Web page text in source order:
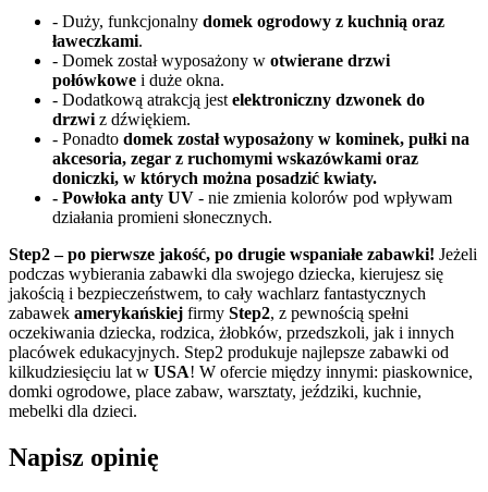
- Duży, funkcjonalny domek ogrodowy z kuchnią oraz
ławeczkami.
- Domek został wyposażony w otwierane drzwi
połówkowe i duże okna.
- Dodatkową atrakcją jest elektroniczny dzwonek do
drzwi z dźwiękiem.
- Ponadto domek został wyposażony w kominek, pułki na
akcesoria, zegar z ruchomymi wskazówkami oraz
doniczki, w których można posadzić kwiaty.
- Powłoka anty UV - nie zmienia kolorów pod wpływam
działania promieni słonecznych.
Step2– po pierwsze jakość, po drugie wspaniałe zabawki! Jeżeli
podczas wybierania zabawki dla swojego dziecka, kierujesz się
jakością i bezpieczeństwem, to cały wachlarz fantastycznych
zabawek amerykańskiej firmy Step2, z pewnością spełni
oczekiwania dziecka, rodzica, żłobków, przedszkoli, jak i innych
placówek edukacyjnych. Step2 produkuje najlepsze zabawki od
kilkudziesięciu lat w USA! W ofercie między innymi: piaskownice,
domki ogrodowe, place zabaw, warsztaty, jeździki, kuchnie,
mebelki dla dzieci.
Napisz opinię